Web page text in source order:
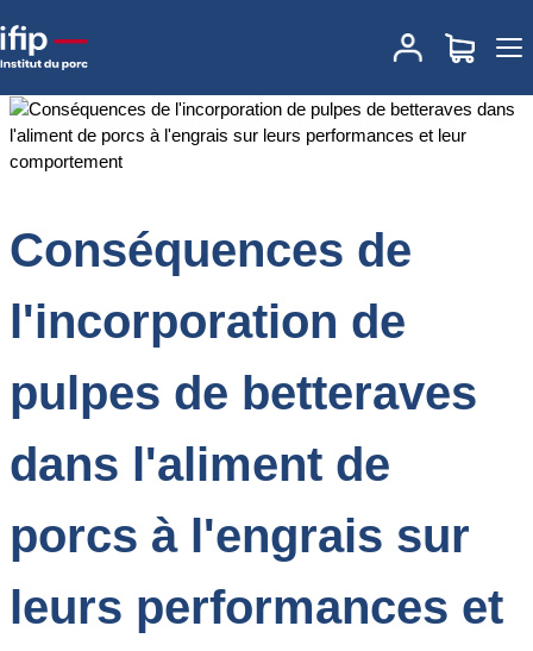
Accueil
Conséquences de l'incorporation de
pulpes de betteraves dans l'aliment de porcs à l'engrais sur leurs
Conséquences de
l'incorporation de
pulpes de betteraves
dans l'aliment de
porcs à l'engrais sur
leurs performances et